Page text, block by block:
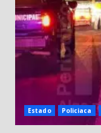
Estado Policiaca